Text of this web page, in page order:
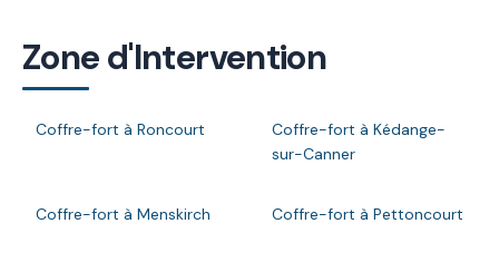
Zone d'Intervention
Coffre-fort à Roncourt
Coffre-fort à Kédange-
sur-Canner
Coffre-fort à Menskirch Coffre-fort à Pettoncourt